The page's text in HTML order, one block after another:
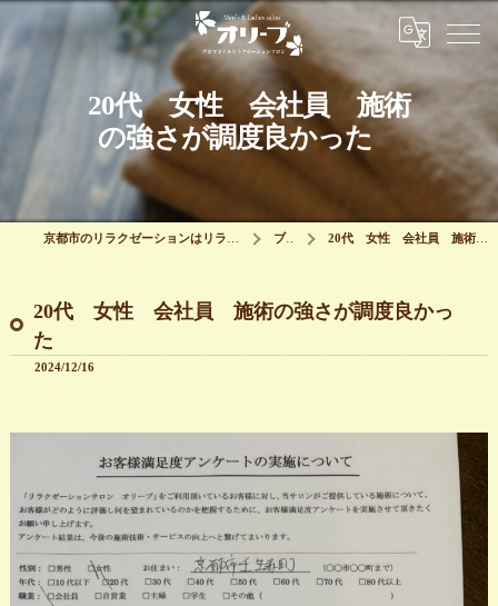
20代 女性 会社員 施術
の強さが調度良かった
ブログ 20代 女性 会社員 施術の強さが調度良かった
20代 女性 会社員 施術の強さが調度良かっ
た
2024/12/16